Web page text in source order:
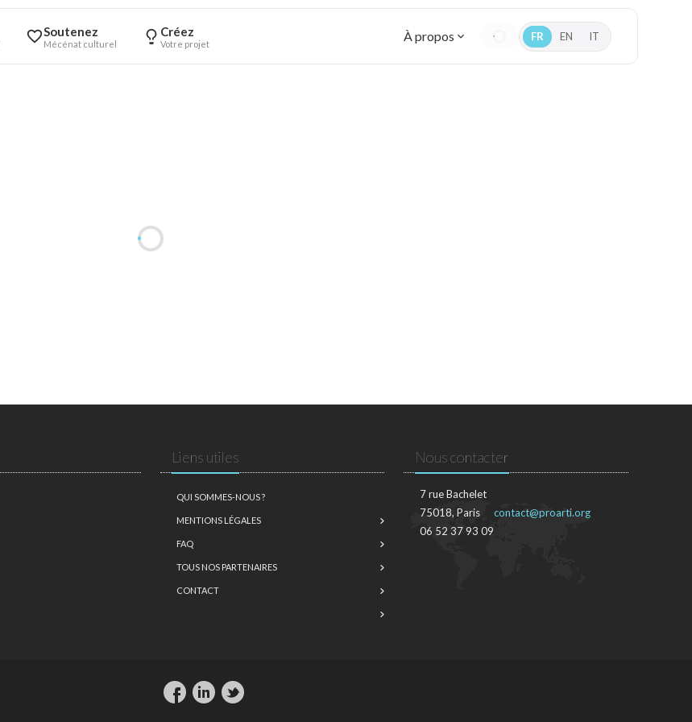
Soutenez
Mécénat culturel
Créez
Votre projet À propos FR EN IT
Liens utiles
QUI SOMMES-NOUS ?
MENTIONS LÉGALES
FAQ
TOUS NOS PARTENAIRES
CONTACT
Nous contacter
7 rue Bachelet
75018, Paris
06 52 37 93 09
contact@proarti.org